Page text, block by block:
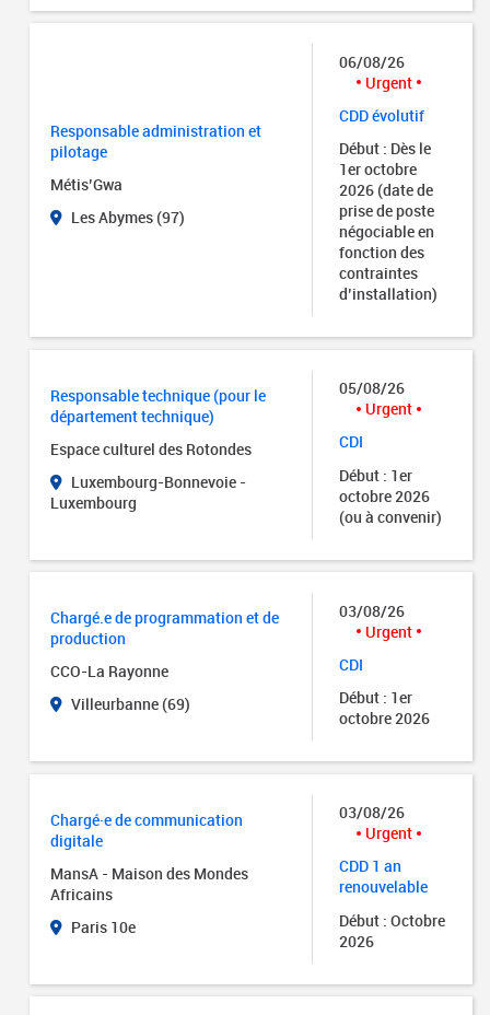
Responsable administration et
pilotage
Métis’Gwa
Les Abymes (97)
06/08/26
Urgent
CDD évolutif
Début : Dès le
1er octobre
2026 (date de
prise de poste
négociable en
fonction des
contraintes
d’installation)
Responsable technique (pour le
département technique)
Espace culturel des Rotondes
Luxembourg-Bonnevoie -
Luxembourg
05/08/26
Urgent
CDI
Début : 1er
octobre 2026
(ou à convenir)
Chargé.e de programmation et de
production
CCO-La Rayonne
Villeurbanne (69)
03/08/26
Urgent
CDI
Début : 1er
octobre 2026
Chargé·e de communication
digitale
MansA - Maison des Mondes
Africains
Paris 10e
03/08/26
Urgent
CDD 1 an
renouvelable
Début : Octobre
2026